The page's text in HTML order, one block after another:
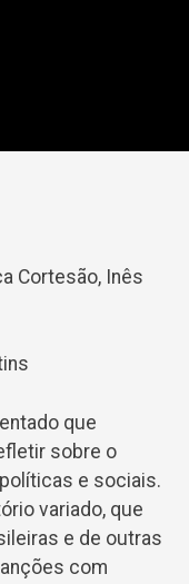
Cortesão, Inês
que
sobre o
e sociais.
variado, que
e de outras
com